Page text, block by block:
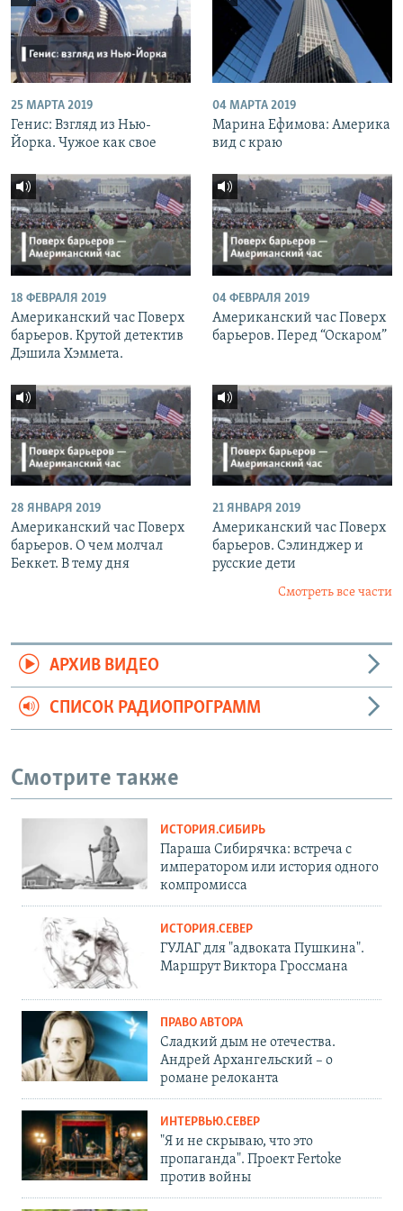
25 МАРТА 2019
Генис: Взгляд из Нью-
Йорка. Чужое как свое
04 МАРТА 2019
Марина Ефимова: Америка
вид с краю
18 ФЕВРАЛЯ 2019
Американский час Поверх
барьеров. Крутой детектив
Дэшила Хэммета.
04 ФЕВРАЛЯ 2019
Американский час Поверх
барьеров. Перед “Оскаром”
28 ЯНВАРЯ 2019
Американский час Поверх
барьеров. О чем молчал
Беккет. В тему дня
21 ЯНВАРЯ 2019
Американский час Поверх
барьеров. Сэлинджер и
русские дети
Смотреть все части
АРХИВ ВИДЕО
СПИСОК РАДИОПРОГРАММ
Смотрите также
ИСТОРИЯ.СИБИРЬ
Параша Сибирячка: встреча с
императором или история одного
компромисса
ИСТОРИЯ.СЕВЕР
ГУЛАГ для "адвоката Пушкина".
Маршрут Виктора Гроссмана
ПРАВО АВТОРА
Сладкий дым не отечества.
Андрей Архангельский – о
романе релоканта
ИНТЕРВЬЮ.СЕВЕР
"Я и не скрываю, что это
пропаганда". Проект Fertoke
против войны